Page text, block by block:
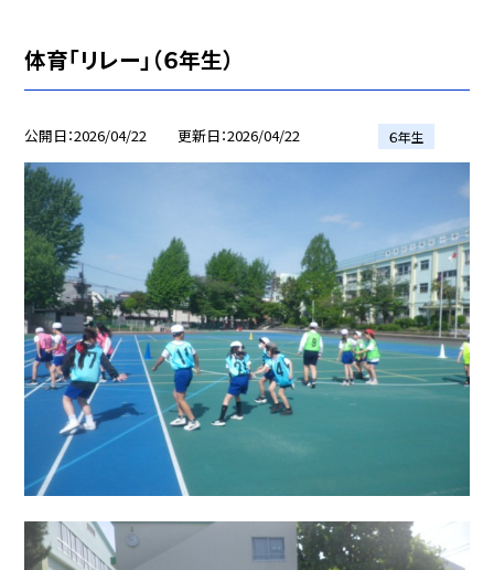
体育「リレー」（６年生）
公開日 2026/04/22 更新日 2026/04/22 ６年生